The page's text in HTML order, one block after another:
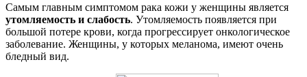
Самым главным симптомом рака кожи у женщины является
утомляемость и слабость. Утомляемость появляется при
большой потере крови, когда прогрессирует онкологическое
заболевание. Женщины, у которых меланома, имеют очень
бледный вид.